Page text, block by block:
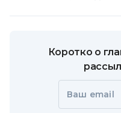
Коротко о
Ваш email